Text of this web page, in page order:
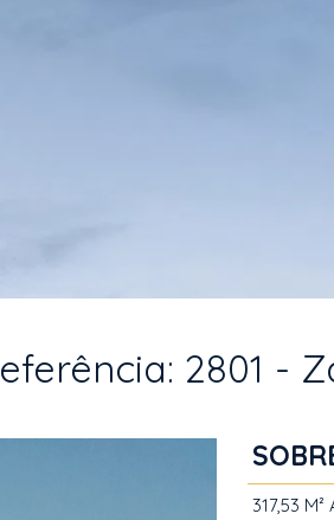
2801 -
317,53 M²